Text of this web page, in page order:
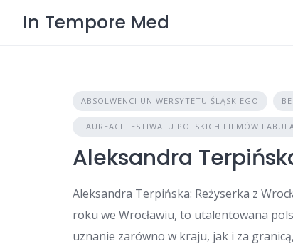
In Tempore Med
ABSOLWENCI UNIWERSYTETU ŚLĄSKIEGO
LAUREACI FESTIWALU POLSKICH FILMÓW
Aleksandra
Aleksandra Terpińska: Reżyserka z
roku we Wrocławiu, to utalentowana
uznanie zarówno w kraju, jak i za